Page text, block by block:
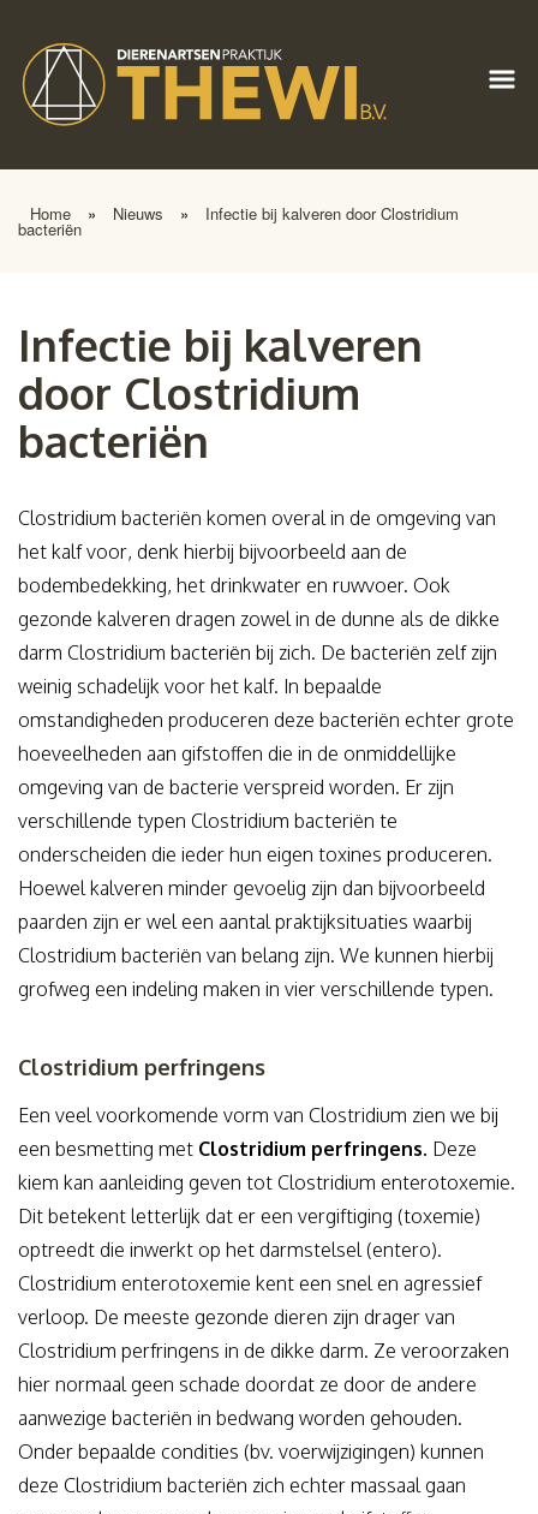
Home » Nieuws » Infectie bij kalveren door Clostridium
bacteriën
Infectie bij kalveren
door Clostridium
bacteriën
Clostridium bacteriën komen overal in de omgeving van
het kalf voor, denk hierbij bijvoorbeeld aan de
bodembedekking, het drinkwater en ruwvoer. Ook
gezonde kalveren dragen zowel in de dunne als de dikke
darm Clostridium bacteriën bij zich. De bacteriën zelf zijn
weinig schadelijk voor het kalf. In bepaalde
omstandigheden produceren deze bacteriën echter grote
hoeveelheden aan gifstoffen die in de onmiddellijke
omgeving van de bacterie verspreid worden. Er zijn
verschillende typen Clostridium bacteriën te
onderscheiden die ieder hun eigen toxines produceren.
Hoewel kalveren minder gevoelig zijn dan bijvoorbeeld
paarden zijn er wel een aantal praktijksituaties waarbij
Clostridium bacteriën van belang zijn. We kunnen hierbij
grofweg een indeling maken in vier verschillende typen.
Clostridium perfringens
Een veel voorkomende vorm van Clostridium zien we bij
een besmetting met Clostridium perfringens. Deze
kiem kan aanleiding geven tot Clostridium enterotoxemie.
Dit betekent letterlijk dat er een vergiftiging (toxemie)
optreedt die inwerkt op het darmstelsel (entero).
Clostridium enterotoxemie kent een snel en agressief
verloop. De meeste gezonde dieren zijn drager van
Clostridium perfringens in de dikke darm. Ze veroorzaken
hier normaal geen schade doordat ze door de andere
aanwezige bacteriën in bedwang worden gehouden.
Onder bepaalde condities (bv. voerwijzigingen) kunnen
deze Clostridium bacteriën zich echter massaal gaan